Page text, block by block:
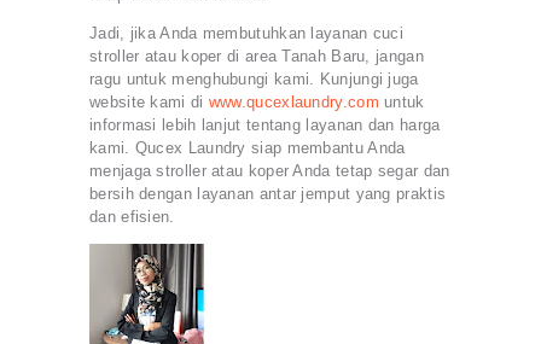
Jadi, jika Anda membutuhkan layanan cuci
stroller atau koper di area Tanah Baru, jangan
ragu untuk menghubungi kami. Kunjungi juga
website kami di www.qucexlaundry.com untuk
informasi lebih lanjut tentang layanan dan harga
kami. Qucex Laundry siap membantu Anda
menjaga stroller atau koper Anda tetap segar dan
bersih dengan layanan antar jemput yang praktis
dan efisien.